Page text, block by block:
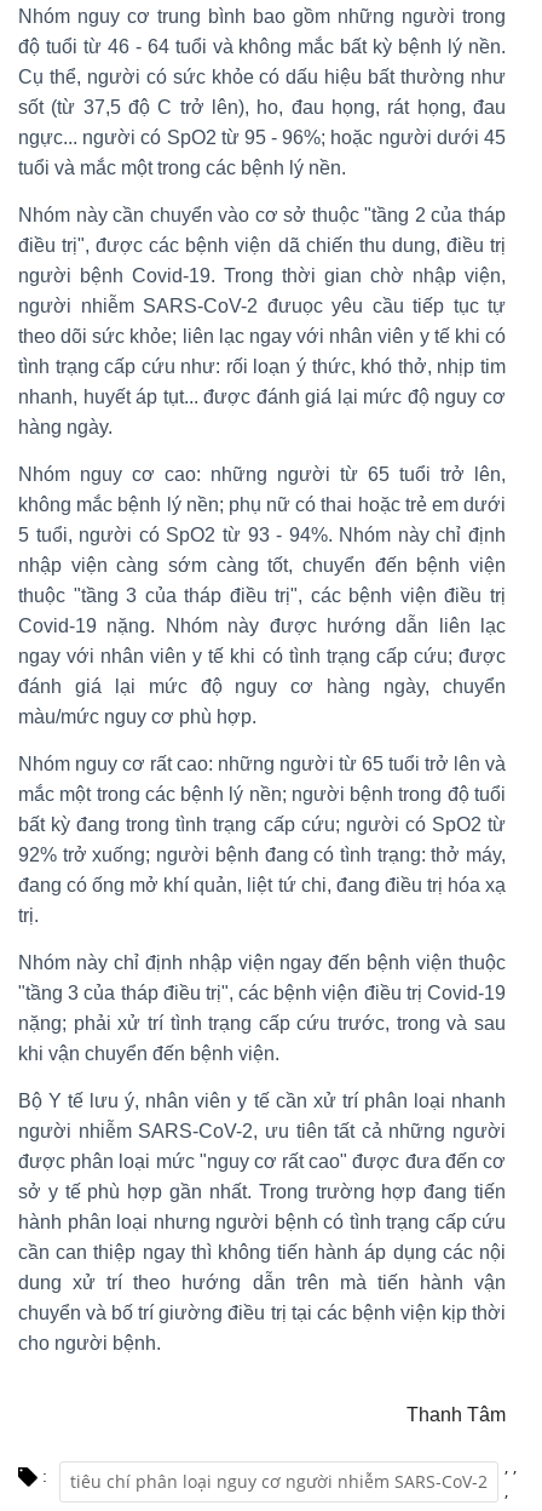
Nhóm nguy cơ trung bình bao gồm những người trong
độ tuổi từ 46 - 64 tuổi và không mắc bất kỳ bệnh lý nền.
Cụ thể, người có sức khỏe có dấu hiệu bất thường như
sốt (từ 37,5 độ C trở lên), ho, đau họng, rát họng, đau
ngực... người có SpO2 từ 95 - 96%; hoặc người dưới 45
tuổi và mắc một trong các bệnh lý nền.
Nhóm này cần chuyển vào cơ sở thuộc "tầng 2 của tháp
điều trị", được các bệnh viện dã chiến thu dung, điều trị
người bệnh Covid-19. Trong thời gian chờ nhập viện,
người nhiễm SARS-CoV-2 đưuọc yêu cầu tiếp tục tự
theo dõi sức khỏe; liên lạc ngay với nhân viên y tế khi có
tình trạng cấp cứu như: rối loạn ý thức, khó thở, nhịp tim
nhanh, huyết áp tụt... được đánh giá lại mức độ nguy cơ
hàng ngày.
Nhóm nguy cơ cao: những người từ 65 tuổi trở lên,
không mắc bệnh lý nền; phụ nữ có thai hoặc trẻ em dưới
5 tuổi, người có SpO2 từ 93 - 94%. Nhóm này chỉ định
nhập viện càng sớm càng tốt, chuyển đến bệnh viện
thuộc "tầng 3 của tháp điều trị", các bệnh viện điều trị
Covid-19 nặng. Nhóm này được hướng dẫn liên lạc
ngay với nhân viên y tế khi có tình trạng cấp cứu; được
đánh giá lại mức độ nguy cơ hàng ngày, chuyển
màu/mức nguy cơ phù hợp.
Nhóm nguy cơ rất cao: những người từ 65 tuổi trở lên và
mắc một trong các bệnh lý nền; người bệnh trong độ tuổi
bất kỳ đang trong tình trạng cấp cứu; người có SpO2 từ
92% trở xuống; người bệnh đang có tình trạng: thở máy,
đang có ống mở khí quản, liệt tứ chi, đang điều trị hóa xạ
trị.
Nhóm này chỉ định nhập viện ngay đến bệnh viện thuộc
"tầng 3 của tháp điều trị", các bệnh viện điều trị Covid-19
nặng; phải xử trí tình trạng cấp cứu trước, trong và sau
khi vận chuyển đến bệnh viện.
Bộ Y tế lưu ý, nhân viên y tế cần xử trí phân loại nhanh
người nhiễm SARS-CoV-2, ưu tiên tất cả những người
được phân loại mức "nguy cơ rất cao" được đưa đến cơ
sở y tế phù hợp gần nhất. Trong trường hợp đang tiến
hành phân loại nhưng người bệnh có tình trạng cấp cứu
cần can thiệp ngay thì không tiến hành áp dụng các nội
dung xử trí theo hướng dẫn trên mà tiến hành vận
chuyển và bố trí giường điều trị tại các bệnh viện kịp thời
cho người bệnh.
Thanh Tâm
: tiêu chí phân loại nguy cơ người nhiễm SARS-CoV-2
, ,
,